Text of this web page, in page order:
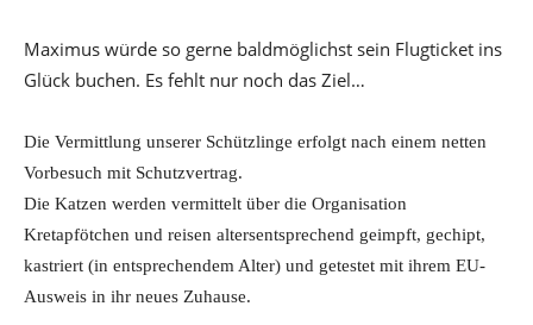
Maximus würde so gerne baldmöglichst sein Flugticket ins
Glück buchen. Es fehlt nur noch das Ziel…
Die Vermittlung unserer Schützlinge erfolgt nach einem netten
Vorbesuch mit Schutzvertrag.
Die Katzen werden vermittelt über die Organisation
Kretapfötchen und reisen altersentsprechend geimpft, gechipt,
kastriert (in entsprechendem Alter) und getestet mit ihrem EU-
Ausweis in ihr neues Zuhause.